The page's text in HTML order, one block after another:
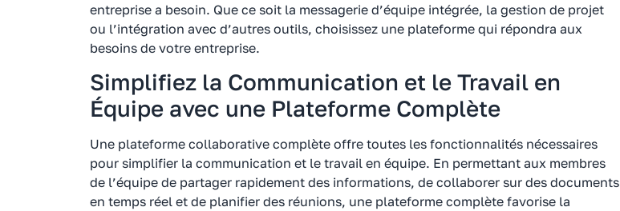
entreprise a besoin. Que ce soit la messagerie d’équipe intégrée, la gestion de projet
ou l’intégration avec d’autres outils, choisissez une plateforme qui répondra aux
besoins de votre entreprise.
Simplifiez la Communication et le Travail en
Équipe avec une Plateforme Complète
Une plateforme collaborative complète offre toutes les fonctionnalités nécessaires
pour simplifier la communication et le travail en équipe. En permettant aux membres
de l’équipe de partager rapidement des informations, de collaborer sur des documents
en temps réel et de planifier des réunions, une plateforme complète favorise la